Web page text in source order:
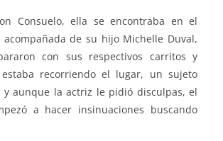
Consuelo, ella se encontraba en el
acompañada de su hijo Michelle Duval,
con sus respectivos carritos y
recorriendo el lugar, un sujeto
y aunque la actriz le pidió disculpas, el
a hacer insinuaciones buscando